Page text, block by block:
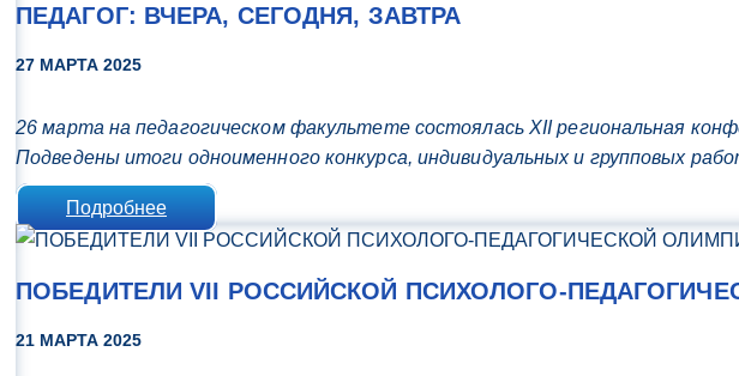
ПЕДАГОГ: ВЧЕРА, СЕГОДНЯ, ЗАВТРА
27 МАРТА 2025
26 марта на педагогическом факультете состоялась XII региональная
Подведены итоги одноименного конкурса, индивидуальных и групповых
Подробнее
ПОБЕДИТЕЛИ VII РОССИЙСКОЙ ПСИХОЛОГО-
21 МАРТА 2025